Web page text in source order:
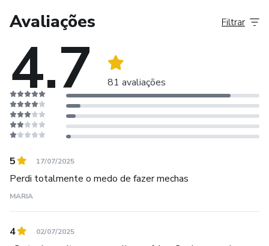
Avaliações
4.7 81 avaliações
Filtrar
5 17/07/2025
Perdi totalmente o medo de fazer mechas
MARIA
4 02/07/2025